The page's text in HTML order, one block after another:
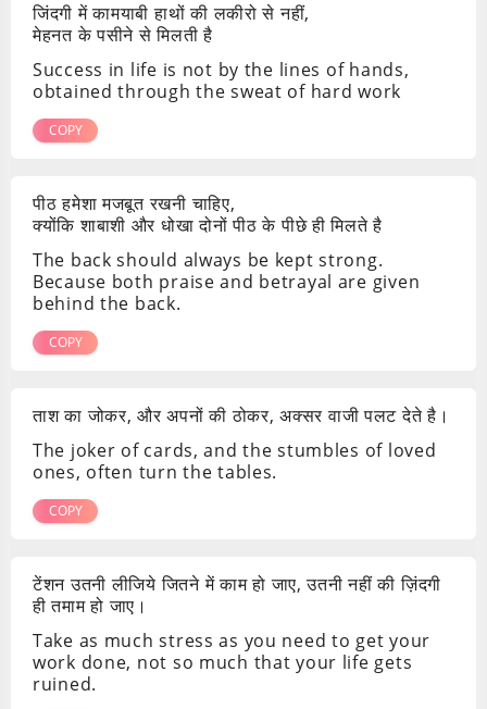
जिंदगी में कामयाबी हाथों की लकीरो से नहीं,
मेहनत के पसीने से मिलती है
Success in life is not by the lines of hands,
obtained through the sweat of hard work
COPY
पीठ हमेशा मजबूत रखनी चाहिए,
क्योंकि शाबाशी और धोखा दोनों पीठ के पीछे ही मिलते है
The back should always be kept strong.
Because both praise and betrayal are given
behind the back.
COPY
ताश का जोकर, और अपनों की ठोकर, अक्सर वाजी पलट देते है।
The joker of cards, and the stumbles of loved
ones, often turn the tables.
COPY
टेंशन उतनी लीजिये जितने में काम हो जाए, उतनी नहीं की ज़िंदगी
ही तमाम हो जाए।
Take as much stress as you need to get your
work done, not so much that your life gets
ruined.